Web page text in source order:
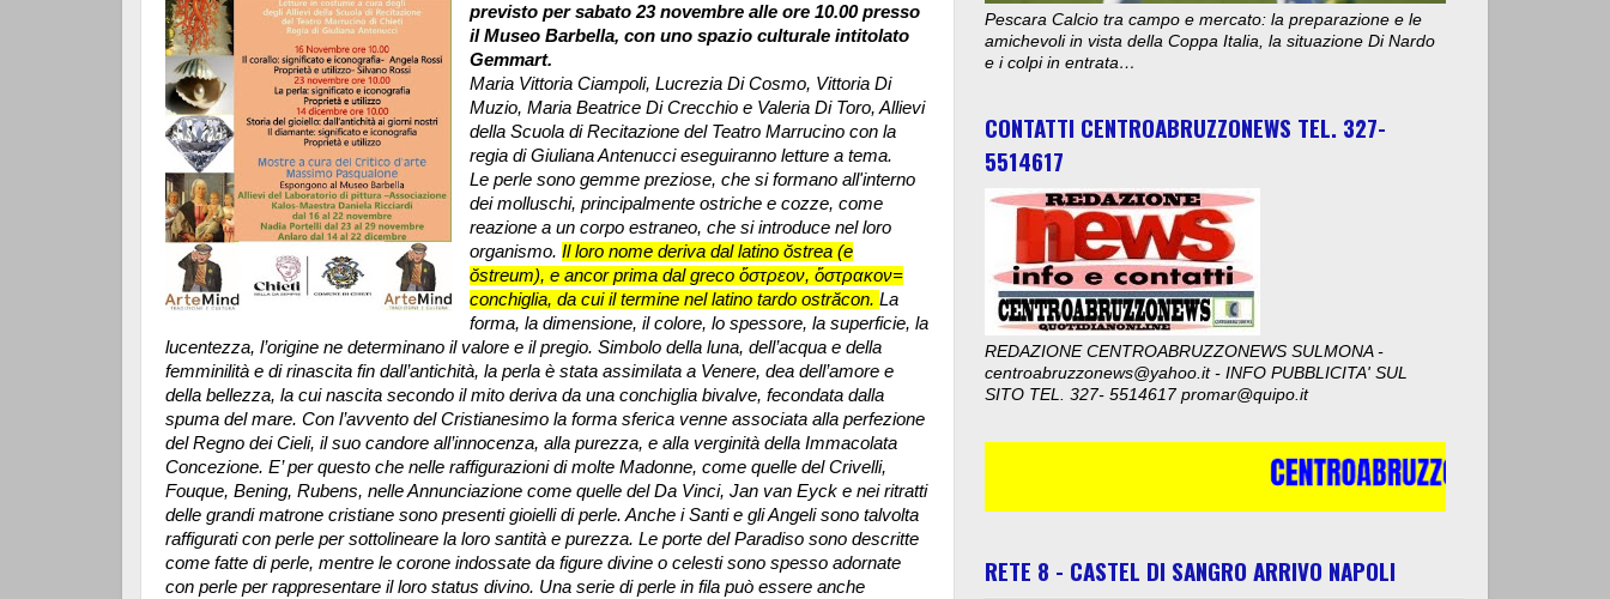
previsto per sabato 23 novembre alle ore 10.00 presso
il Museo Barbella, con uno spazio culturale intitolato
Gemmart.
Maria Vittoria Ciampoli, Lucrezia Di Cosmo, Vittoria Di
Muzio, Maria Beatrice Di Crecchio e Valeria Di Toro, Allievi
della Scuola di Recitazione del Teatro Marrucino con la
regia di Giuliana Antenucci eseguiranno letture a tema.
Le perle sono gemme preziose, che si formano all'interno
dei molluschi, principalmente ostriche e cozze, come
reazione a un corpo estraneo, che si introduce nel loro
organismo. Il loro nome deriva dal latino ŏstrea (e
ŏstreum), e ancor prima dal greco ὄστρεον, ὄστρακον=
conchiglia, da cui il termine nel latino tardo ostrăcon. La
forma, la dimensione, il colore, lo spessore, la superficie, la
lucentezza, l’origine ne determinano il valore e il pregio. Simbolo della luna, dell’acqua e della
femminilità e di rinascita fin dall’antichità, la perla è stata assimilata a Venere, dea dell’amore e
della bellezza, la cui nascita secondo il mito deriva da una conchiglia bivalve, fecondata dalla
spuma del mare. Con l’avvento del Cristianesimo la forma sferica venne associata alla perfezione
del Regno dei Cieli, il suo candore all’innocenza, alla purezza, e alla verginità della Immacolata
Concezione. E’ per questo che nelle raffigurazioni di molte Madonne, come quelle del Crivelli,
Fouque, Bening, Rubens, nelle Annunciazione come quelle del Da Vinci, Jan van Eyck e nei ritratti
delle grandi matrone cristiane sono presenti gioielli di perle. Anche i Santi e gli Angeli sono talvolta
raffigurati con perle per sottolineare la loro santità e purezza. Le porte del Paradiso sono descritte
come fatte di perle, mentre le corone indossate da figure divine o celesti sono spesso adornate
con perle per rappresentare il loro status divino. Una serie di perle in fila può essere anche
Pescara Calcio tra campo e mercato: la preparazione e le
amichevoli in vista della Coppa Italia, la situazione Di Nardo
e i colpi in entrata…
CONTATTI CENTROABRUZZONEWS TEL. 327-
5514617
REDAZIONE CENTROABRUZZONEWS SULMONA -
centroabruzzonews@yahoo.it - INFO PUBBLICITA' SUL
SITO TEL. 327- 5514617 promar@quipo.it
RETE 8 - CASTEL DI SANGRO ARRIVO NAPOLI